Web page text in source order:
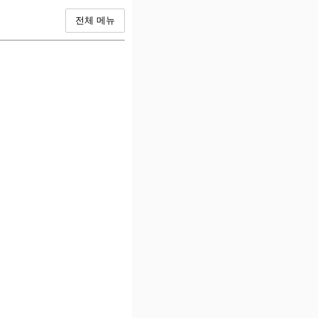
전체 메뉴